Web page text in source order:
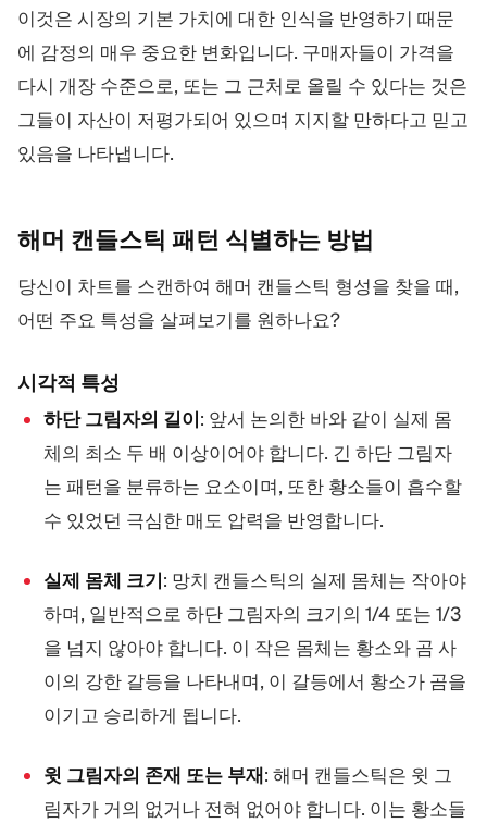
이것은 시장의 기본 가치에 대한 인식을 반영하기 때문
에 감정의 매우 중요한 변화입니다. 구매자들이 가격을
다시 개장 수준으로, 또는 그 근처로 올릴 수 있다는 것은
그들이 자산이 저평가되어 있으며 지지할 만하다고 믿고
있음을 나타냅니다.
해머 캔들스틱 패턴 식별하는 방법
당신이 차트를 스캔하여 해머 캔들스틱 형성을 찾을 때,
어떤 주요 특성을 살펴보기를 원하나요?
시각적 특성
하단 그림자의 길이: 앞서 논의한 바와 같이 실제 몸
체의 최소 두 배 이상이어야 합니다. 긴 하단 그림자
는 패턴을 분류하는 요소이며, 또한 황소들이 흡수할
수 있었던 극심한 매도 압력을 반영합니다.
실제 몸체 크기: 망치 캔들스틱의 실제 몸체는 작아야
하며, 일반적으로 하단 그림자의 크기의 1/4 또는 1/3
을 넘지 않아야 합니다. 이 작은 몸체는 황소와 곰 사
이의 강한 갈등을 나타내며, 이 갈등에서 황소가 곰을
이기고 승리하게 됩니다.
윗 그림자의 존재 또는 부재: 해머 캔들스틱은 윗 그
림자가 거의 없거나 전혀 없어야 합니다. 이는 황소들